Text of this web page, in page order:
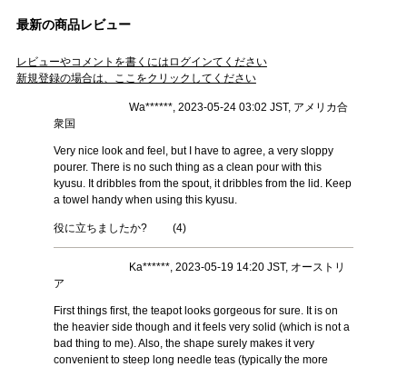
最新の商品レビュー
レビューやコメントを書くにはログインてください
新規登録の場合は、ここをクリックしてください
Wa******, 2023-05-24 03:02 JST, アメリカ合
衆国
Very nice look and feel, but I have to agree, a very sloppy
pourer. There is no such thing as a clean pour with this
kyusu. It dribbles from the spout, it dribbles from the lid. Keep
a towel handy when using this kyusu.
役に立ちましたか? (4)
Ka******, 2023-05-19 14:20 JST, オーストリ
ア
First things first, the teapot looks gorgeous for sure. It is on
the heavier side though and it feels very solid (which is not a
bad thing to me). Also, the shape surely makes it very
convenient to steep long needle teas (typically the more